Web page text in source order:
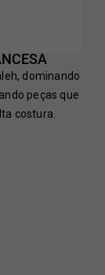
dominando
peças que
costura.